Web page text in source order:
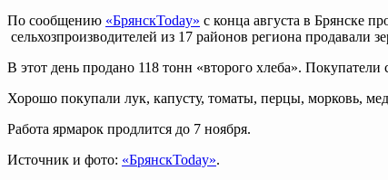
По сообщению «БрянскToday» с конца августа в Брянске
сельхозпроизводителей из 17 районов региона
В этот день продано 118 тонн «второго хлеба».
Хорошо покупали лук, капусту, томаты, перцы, морковь,
Работа ярмарок продлится до 7 ноября.
Источник и фото: «БрянскToday».